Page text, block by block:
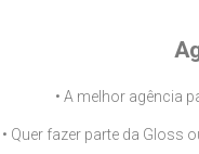
• A melhor agência
• Quer fazer parte da Gloss